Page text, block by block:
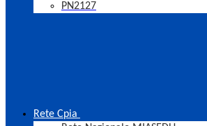
PN2127
Rete Cpia